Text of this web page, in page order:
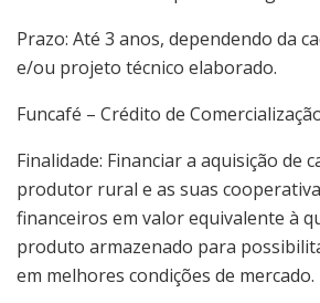
Prazo: Até 3 anos, dependendo da
e/ou projeto técnico elaborado.
Funcafé – Crédito de
Finalidade: Financiar a aquisição de
produtor rural e as suas
financeiros em valor equivalente à
produto armazenado para
em melhores condições de mercado.